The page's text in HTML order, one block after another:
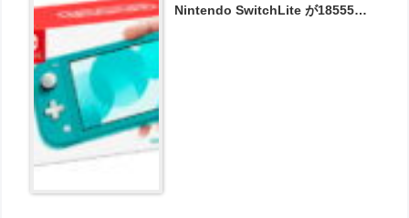
Nintendo SwitchLite が18555円